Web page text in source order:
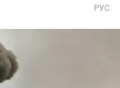
РУС